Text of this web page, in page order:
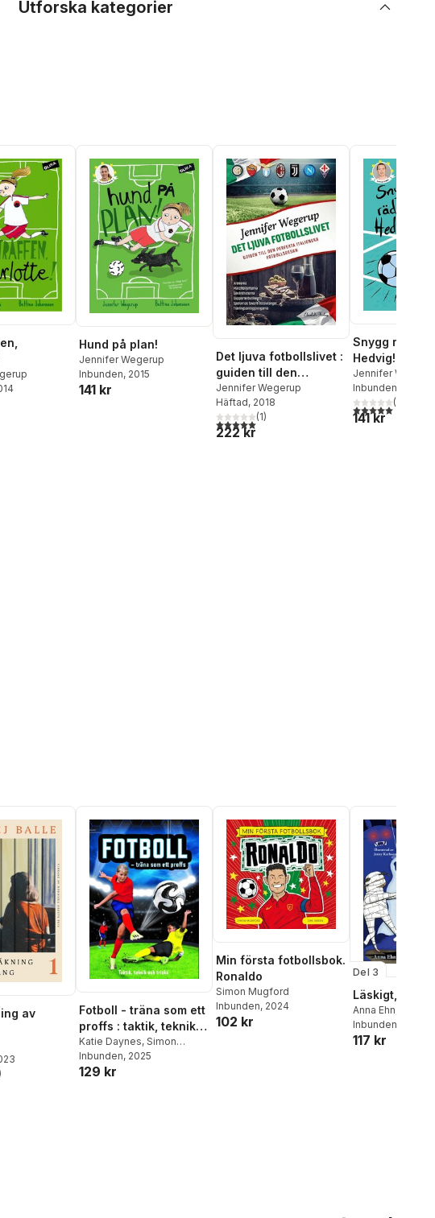
Utforska kategorier
Totalt antal röster:
Hund på plan!
Jennifer Wegerup
Inbunden, 2015
141 kr
Det ljuva fotbollslivet :
guiden till den
perfekta italienska
fotbollsresan
Jennifer Wegerup
Häftad, 2018
5,0utav 5 stjärnor. Totalt antal röster:
(1)
222 kr
Snygg
Hedvig!
Jennifer
Inbunden
5,0utav 5(
141 kr
av
Totalt antal röster:
Fotboll - träna som ett
proffs : taktik, teknik
och tricks
Katie Daynes, Simon
Tudhope
Inbunden, 2025
129 kr
Min första fotbollsbok.
Ronaldo
Simon Mugford
Inbunden, 2024
102 kr
Del 3
Läskigt, Sally!
Anna Ehn
Inbunden
117 kr